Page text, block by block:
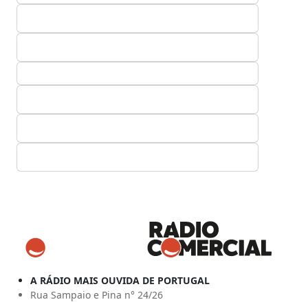
A RÁDIO MAIS OUVIDA DE PORTUGAL
Rua Sampaio e Pina n° 24/26